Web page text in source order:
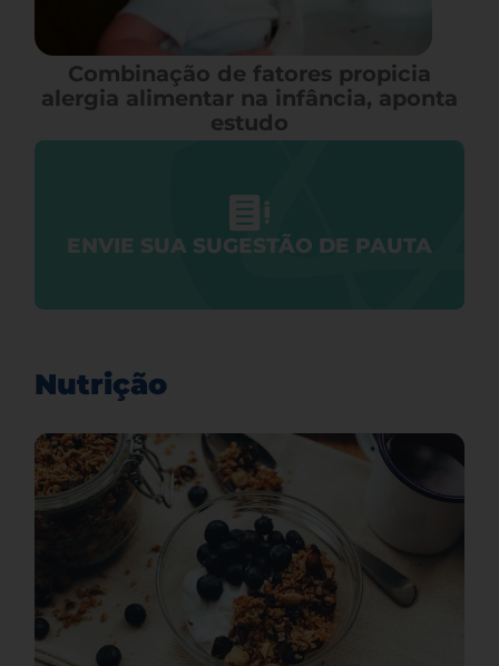
Combinação de fatores propicia
alergia alimentar na infância, aponta
estudo
ENVIE SUA SUGESTÃO DE PAUTA
Nutrição